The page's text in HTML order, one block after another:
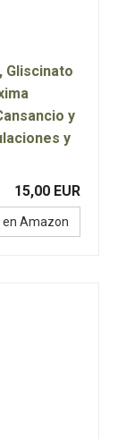
Gliscinato
y
y
15,00 EUR
Amazon